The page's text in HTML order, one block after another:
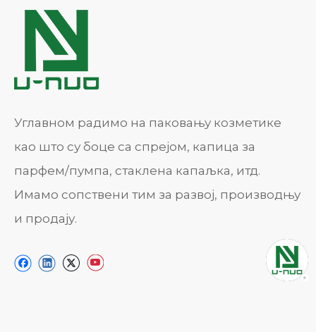
Углавном радимо на паковању козметике
као што су боце са спрејом, капица за
парфем/пумпа, стаклена капаљка, итд.
Имамо сопствени тим за развој, производњу
и продају.